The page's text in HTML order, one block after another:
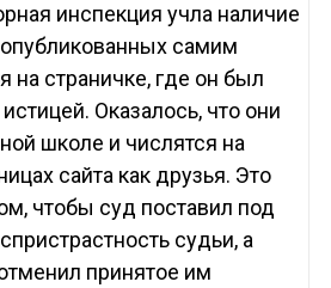
инспекция учла наличие
самим
на страничке, где он был
Оказалось, что они
школе и числятся на
сайта как друзья. Это
чтобы суд поставил под
судьи, а
принятое им